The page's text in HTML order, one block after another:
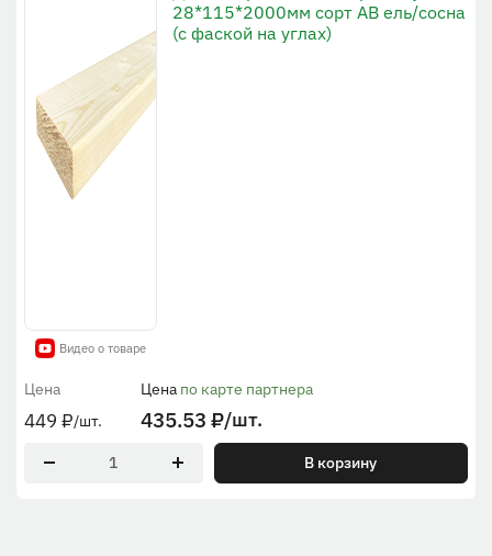
Видео о товаре
28*115*2000мм сорт AB ель/сосна
(с фаской на углах)
Цена
449 ₽/шт.
Цена по карте партнера
435.53 ₽/шт.
В корзину